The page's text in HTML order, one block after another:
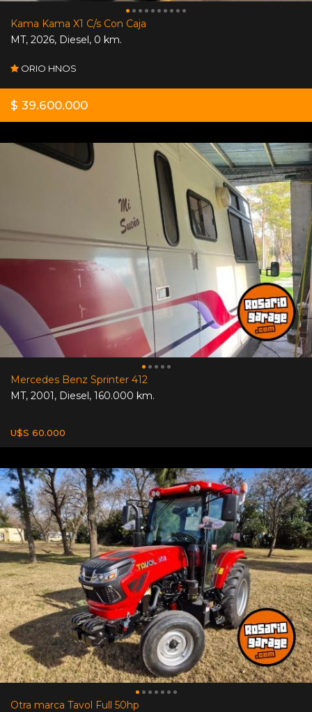
Kama Kama X1 C/s Con Caja
MT, 2026, Diesel, 0 km.
ORIO HNOS
$ 39.600.000
Mercedes Benz Sprinter 412
MT, 2001, Diesel, 160.000 km.
U$S 60.000
Otra marca Tavol Full 50hp